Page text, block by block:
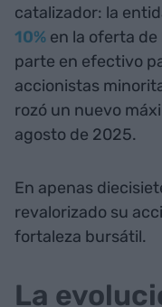
catalizador: la
10% en la oferta de
parte en efectivo
accionistas
rozó un nuevo
agosto de 2025.
En apenas
revalorizado su
fortaleza bursátil.
La